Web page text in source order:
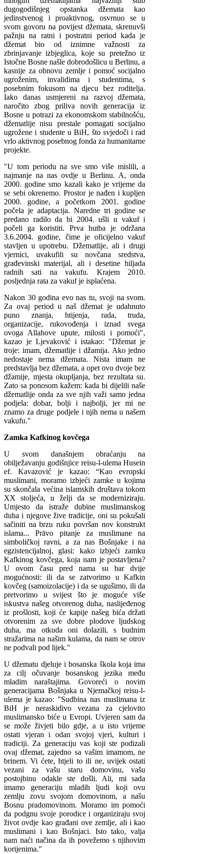
dugogodišnjeg opstanka džemata kao
jedinstvenog i proaktivnog, osvrnuo se u
svom govoru na povijest džemata, skrenuvši
pažnju na ratni i postratni period kada je
džemat bio od iznimne važnosti za
zbrinjavanje izbjeglica, koje su pretežno iz
Istočne Bosne našle dobrodošlicu u Berlinu, a
kasnije za obnovu zemlje i pomoć socijalno
ugroženim, invalidima i studentima, s
posebnim fokusom na djecu bez roditelja.
Iako danas usmjereni na razvoj džemata,
naročito zbog priliva novih generacija iz
Bosne u potrazi za ekonomskom stabilnošću,
džematlije nisu prestale pomagati socijalno
ugrožene i studente u BiH, što svjedoči i rad
vrlo aktivnog posebnog fonda za humanitarne
projekte.
"U tom periodu na sve smo više mislili, a
najmanje na nas ovdje u Berlinu. A, onda
2000. godine smo kazali kako je vrijeme da
se sebi okrenemo. Prostor je nađen i kupljen
2000. godine, a početkom 2001. godine
počela je adaptacija. Naredne tri godine se
predano radilo da bi 2004. ušli u vakuf i
počeli ga koristiti. Prva hutba je održana
3.6.2004. godine, čime je oficijelno vakuf
stavljen u upotrebu. Džematlije, ali i drugi
vjernici, uvakufili su novčana sredstva,
građevinski materijal, ali i desetine hiljada
radnih sati na vakufu. Krajem 2010.
posljednja rata za vakuf je isplaćena.
Nakon 30 godina evo nas tu, svoji na svom.
Za ovaj period u naš džemat je udahnuto
puno znanja, htijenja, rada, truda,
organizacije, rukovođenja i iznad svega
ovoga Allahove upute, milosti i pomoći",
kazao je Ljevaković i istakao: "Džemat je
troje: imam, džematlije i džamija. Ako jedno
nedostaje nema džemata. Nista imam ne
predstavlja bez džemata, a opet ovo dvoje bez
džamije, mjesta okupljanja, bez rezultata su.
Zato sa ponosom kažem: kada bi dijelili naše
džematlije onda za sve njih važi samo jedna
podjela: dobar, bolji i najbolji, jer mi ne
znamo za druge podjele i njih nema u našem
vakufu."
Zamka Kafkinog kovčega
U svom današnjem obraćanju na
obilježavanju godišnjice reisu-l-ulema Husein
ef. Kavazović je kazao: “Kao evropski
muslimani, moramo izbjeći zamke u kojima
su skončala većina islamskih društava tokom
XX stoljeća, u želji da se moderniziraju.
Umjesto da istraže dubine muslimanskog
duha i njegove žive tradicije, oni su pokušali
sačiniti na brzu ruku površan nov konstrukt
islama... Prāvo pitanje za muslimane na
simboličkoj ravni, a za nas Bošnjake i na
egzistencijalnoj, glasi: kako izbjeći zamku
Kafkinog kovčega, koja nam je postavljena?
U ovom času pred nama su bar dvije
mogućnosti: ili da se zatvorimo u Kafkin
kovčeg (samoizolacije) i da se ugušimo, ili da
pretvorimo u svijest što je moguće više
iskustva našeg otvorenog duha, naslijeđenog
iz prošlosti, koji će kapije našeg bića držati
otvorenim za sve dobre plodove ljudskog
duha, ma otkuda oni dolazili, s budnim
stražarima na našim kulama, da nam se otrov
ne podvali pod lijek."
U džematu djeluje i bosanska škola koja ima
za cilj očuvanje bosanskog jezika među
mladim naraštajima. Govoreći o novim
generacijama Bošnjaka u Njemačkoj reisu-l-
ulema je kazao: "Sudbina nas muslimana iz
BiH je neraskidivo vezana za cjelovito
muslimansko biće u Evropi. Uvjeren sam da
se može živjeti bilo gdje, a u isto vrijeme
ostati vjeran i odan svojoj vjeri, kulturi i
tradiciji. Za generaciju vas koji ste podizali
ovaj džemat, zajedno sa vašim imamom, ne
brinem. Vi ćete, htjeli to ili ne, uvijek ostati
vezani za vašu staru domovinu, vašu
postojbinu odakle ste došli. Ali, mi sada
imamo generaciju mladih ljudi koji ovu
zemlju zovu svojom domovinom, a našu
Bosnu pradomovinom. Moramo im pomoći
da podgnu svoje porodice i organiziraju svoj
život ovdje kao građani ove zemlje, ali i kao
muslimani i kao Bošnjaci. Isto tako, valja
nam naći načina da ih povežemo s njihovim
korijenima."